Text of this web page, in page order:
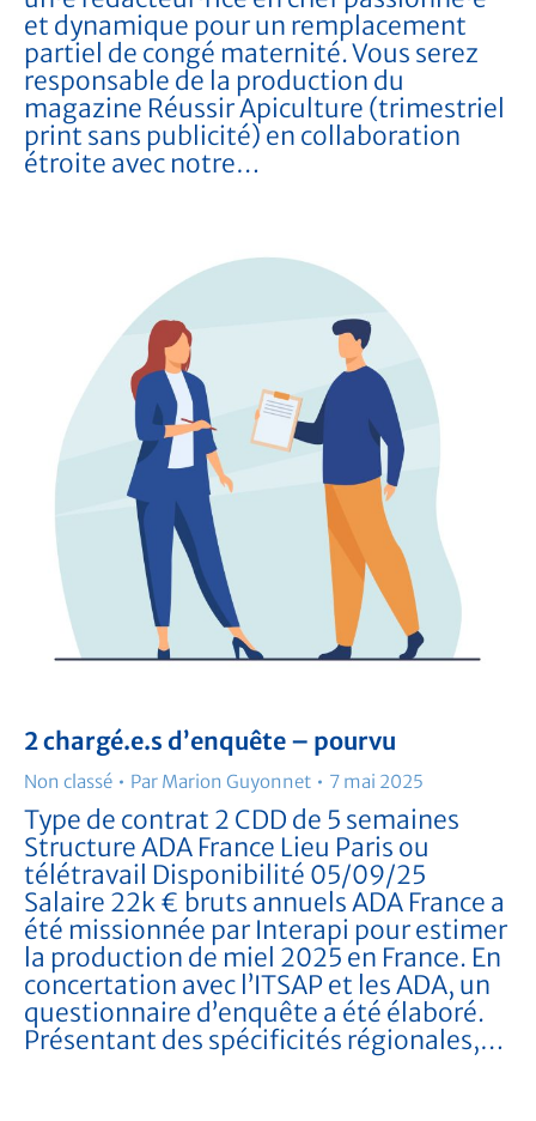
et dynamique pour un remplacement
partiel de congé maternité. Vous serez
responsable de la production du
magazine Réussir Apiculture (trimestriel
print sans publicité) en collaboration
étroite avec notre…
2 chargé.e.s d’enquête – pourvu
Non classé Par Marion Guyonnet 7 mai 2025
Type de contrat 2 CDD de 5 semaines
Structure ADA France Lieu Paris ou
télétravail Disponibilité 05/09/25
Salaire 22k € bruts annuels ADA France a
été missionnée par Interapi pour estimer
la production de miel 2025 en France. En
concertation avec l’ITSAP et les ADA, un
questionnaire d’enquête a été élaboré.
Présentant des spécificités régionales,…